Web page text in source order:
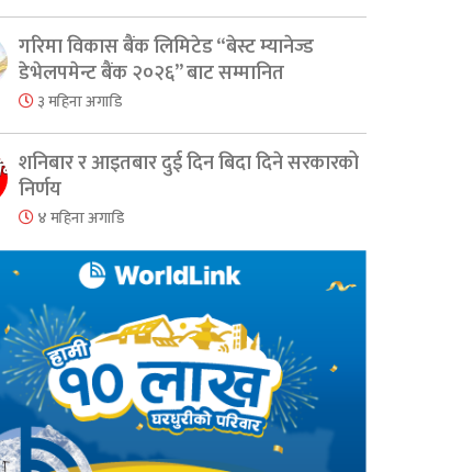
गरिमा विकास बैंक लिमिटेड “बेस्ट म्यानेज्ड
डेभेलपमेन्ट बैंक २०२६” बाट सम्मानित
३ महिना अगाडि
शनिबार र आइतबार दुई दिन बिदा दिने सरकारको
निर्णय
४ महिना अगाडि